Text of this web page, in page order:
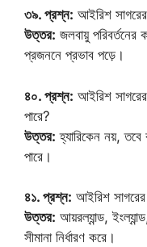
৩৯. প্রশ্ন: আইরিশ
উত্তর: জলবায়ু পরিবর্তনের
প্রজননে প্রভাব পড়ে।
৪০. প্রশ্ন: আইরিশ
পারে?
উত্তর: হ্যারিকেন নয়,
পারে।
৪১. প্রশ্ন: আইরিশ সাগরের
উত্তর: আয়রল্যান্ড,
সীমানা নির্ধারণ করে।